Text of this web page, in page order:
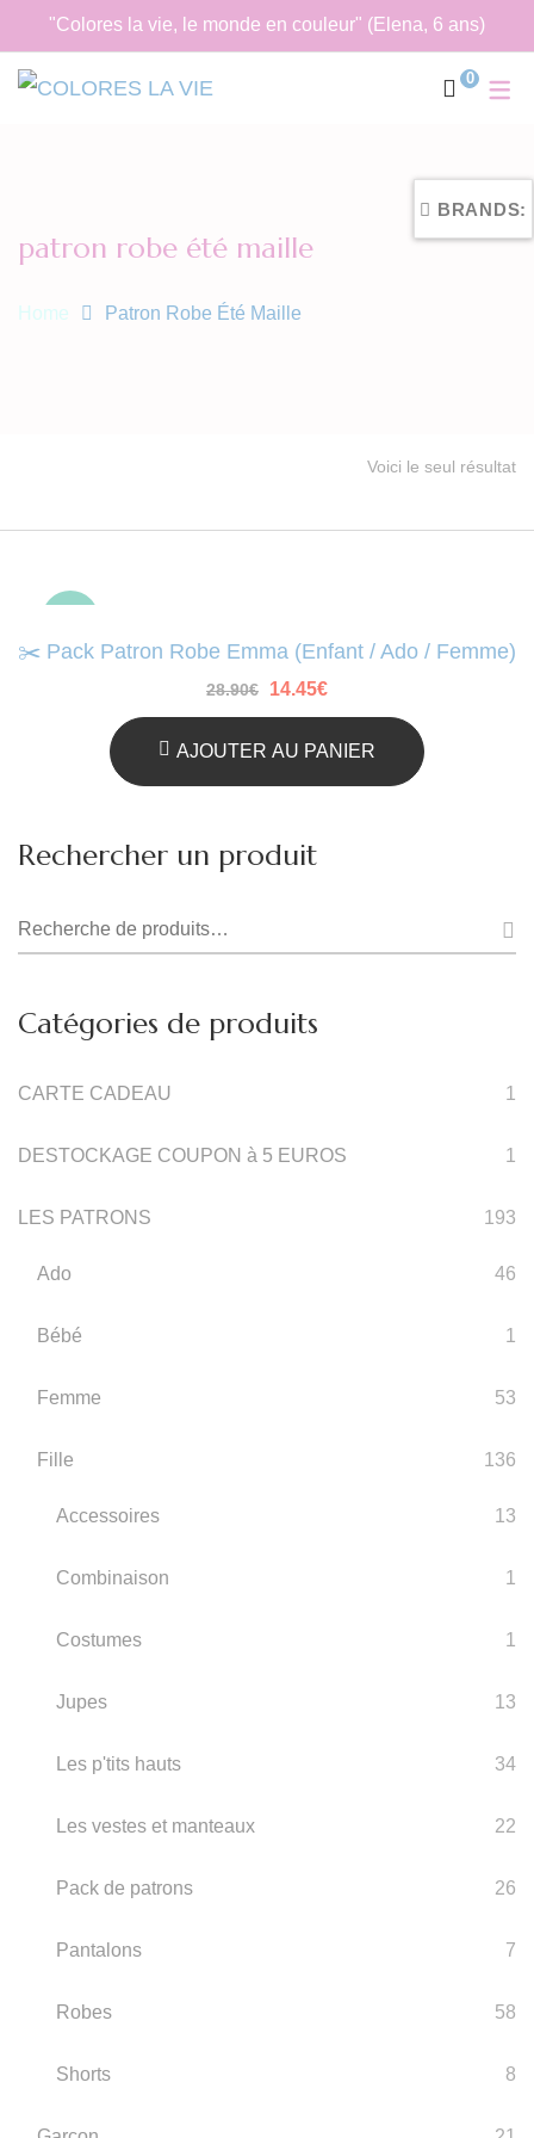
"Colores la vie, le monde en couleur" (Elena, 6 ans)
0
patron robe été maille
Home Patron Robe Été Maille
Voici le seul résultat
✂️ Pack Patron Robe Emma (Enfant / Ado / Femme)
28.90€
Le
était :
28.90€.
14.45€Le
est :
14.45€.
AJOUTER AU PANIER
Rechercher un produit
Recherche
Catégories de produits
CARTE CADEAU 1
DESTOCKAGE COUPON à 5 EUROS 1
LES PATRONS 193
Ado 46
Bébé 1
Femme 53
Fille 136
Accessoires 13
Combinaison 1
Costumes 1
Jupes 13
Les p'tits hauts 34
Les vestes et manteaux 22
Pack de patrons 26
Pantalons 7
Robes 58
Shorts 8
BRANDS: